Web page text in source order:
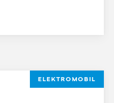
ELEKTROMOBIL